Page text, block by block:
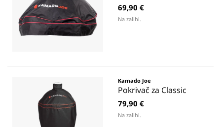
69,90 €
Na zalihi.
Kamado Joe
Pokrivač za Classic
79,90 €
Na zalihi.